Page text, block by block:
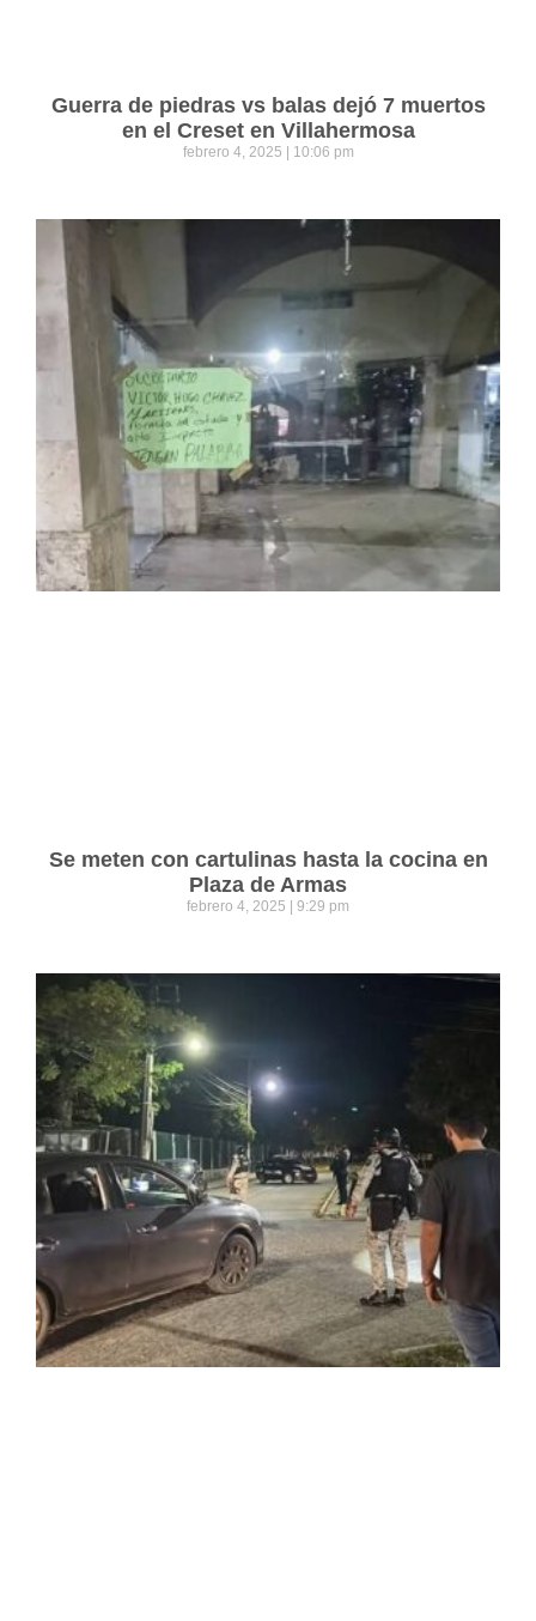
Guerra de piedras vs balas dejó 7 muertos
en el Creset en Villahermosa
febrero 4, 2025 10:06 pm
Se meten con cartulinas hasta la cocina en
Plaza de Armas
febrero 4, 2025 9:29 pm